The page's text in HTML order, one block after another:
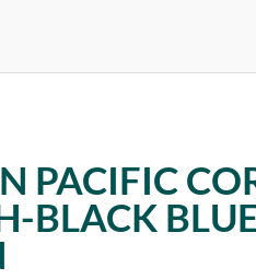
PACIFIC
BLACK